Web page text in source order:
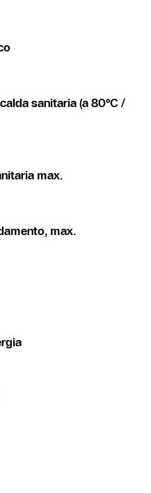
sanitaria (a 80°C /
max.
max.